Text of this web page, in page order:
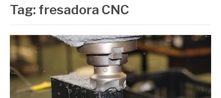
Tag: fresadora CNC